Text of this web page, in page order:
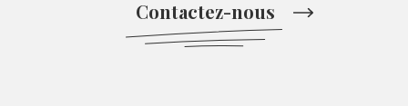
Contactez-nous